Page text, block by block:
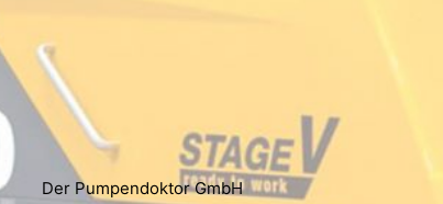
Der Pumpendoktor GmbH